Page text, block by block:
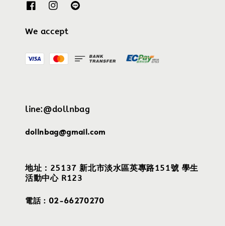
We accept
line:@dollnbag
dollnbag@gmail.com
地址：25137 新北市淡水區英專路151號 學生
活動中心 R123
電話：02-66270270